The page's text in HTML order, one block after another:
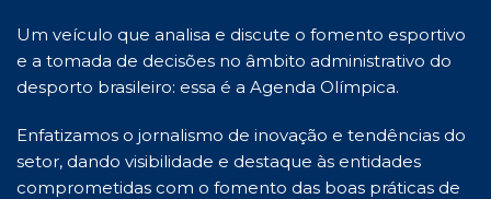
Um veículo que analisa e discute o fomento esportivo
e a tomada de decisões no âmbito administrativo do
desporto brasileiro: essa é a Agenda Olímpica.
Enfatizamos o jornalismo de inovação e tendências do
setor, dando visibilidade e destaque às entidades
comprometidas com o fomento das boas práticas de